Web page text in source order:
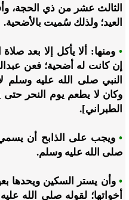
الثالث عشر من ذي الحجة،
العيد؛ ولذلك سُميت بالأضحية.
• ومنها: ألا يأكل إلا بعد
إن كانت له أضحية؛ فعن
النبي صلى الله عليه
وكان لا يطعم يوم النحر حتى
الطبراني].
• ويجب على الذابح أن يسمي
صلى الله عليه وسلم.
• وأن يستر السكين ويحدها
أخواتها؛ لقوله صلى الله